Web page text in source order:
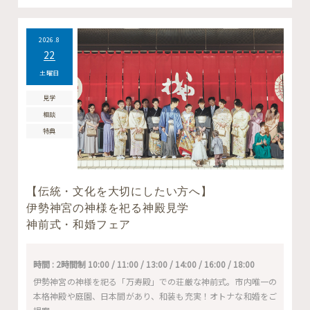
2026.8
22
土曜日
見学
相談
特典
【伝統・文化を大切にしたい方へ】
伊勢神宮の神様を祀る神殿見学
神前式・和婚フェア
時間 : 2時間制 10:00 / 11:00 / 13:00 / 14:00 / 16:00 / 18:00
伊勢神宮の神様を祀る「万寿殿」での荘厳な神前式。市内唯一の
本格神殿や庭園、日本間があり、和装も充実！オトナな和婚をご